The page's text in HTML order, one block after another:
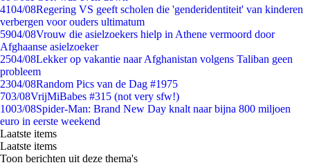
4104/08Regering VS geeft scholen die 'genderidentiteit' van kinderen
verbergen voor ouders ultimatum
5904/08Vrouw die asielzoekers hielp in Athene vermoord door
Afghaanse asielzoeker
2504/08Lekker op vakantie naar Afghanistan volgens Taliban geen
probleem
2304/08Random Pics van de Dag #1975
703/08VrijMiBabes #315 (not very sfw!)
1003/08Spider-Man: Brand New Day knalt naar bijna 800 miljoen
euro in eerste weekend
Laatste items
Laatste items
Toon berichten uit deze thema's